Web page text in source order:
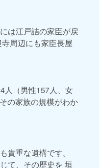
は江戸詰の家臣が戻
周辺にも家臣長屋
人（男性157人、女
の家族の規模がわか
貴重な遺構です。
て、その歴史を 垣